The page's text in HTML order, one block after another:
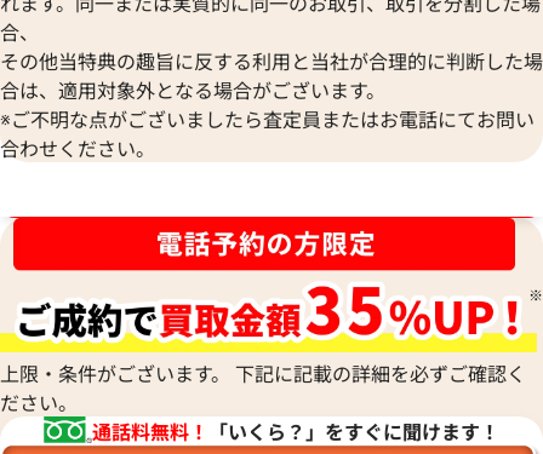
エルメス モールエトレス マキシツイリー
シルク
参考買取価格
24,000円
2026年6月3日時点
エルメス スカー
参考買取価格
24,000円
2026年5月3日時点
合、
その他当特典の趣旨に反する利用と当社が合理的に判断した場
合は、適用対象外となる場合がございます。
※ご不明な点がございましたら査定員またはお電話にてお問い
合わせください。
上限・条件がございます。 下記に記載の詳細を必ずご確認く
ださい。
通話料無料！
「いくら？」をすぐに聞けます！